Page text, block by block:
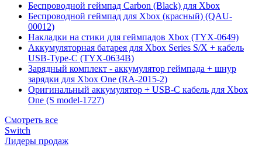
Беспроводной геймпад Carbon (Black) для Xbox
Беспроводной геймпад для Xbox (красный) (QAU-
00012)
Накладки на стики для геймпадов Xbox (TYX-0649)
Аккумуляторная батарея для Xbox Series S/X + кабель
USB-Type-C (TYX-0634B)
Зарядный комплект - аккумулятор геймпада + шнур
зарядки для Xbox One (RA-2015-2)
Оригинальный аккумулятор + USB-C кабель для Xbox
One (S model-1727)
Смотреть все
Switch
Лидеры продаж